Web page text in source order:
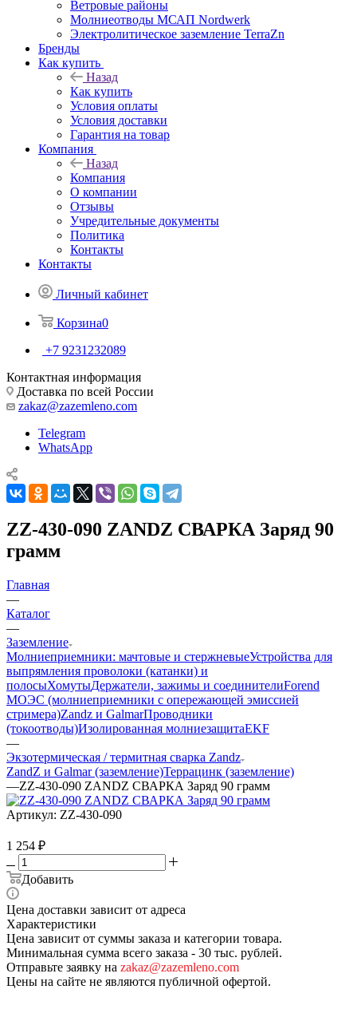
Ветровые районы
Молниеотводы МСАП Nordwerk
Электролитическое заземление TerraZn
Бренды
Как купить
Назад
Как купить
Условия оплаты
Условия доставки
Гарантия на товар
Компания
Назад
Компания
О компании
Отзывы
Учредительные документы
Политика
Контакты
Контакты
Личный кабинет
Корзина0
+7 9231232089
Контактная информация
Доставка по всей России
zakaz@zazemleno.com
Telegram
WhatsApp
ZZ-430-090 ZANDZ СВАРКА Заряд 90
грамм
Главная
—
Каталог
—
Заземление
Молниеприемники: мачтовые и стержневыеУстройства для
выпрямления проволоки (катанки) и
полосыХомутыДержатели, зажимы и соединителиForend
МОЭС (молниеприемники с опережающей эмиссией
стримера)Zandz и GalmarПроводники
(токоотводы)Изолированная молниезащитаEKF
—
Экзотермическая / термитная сварка Zandz
ZandZ и Galmar (заземление)Террацинк (заземление)
—ZZ-430-090 ZANDZ СВАРКА Заряд 90 грамм
Артикул: ZZ-430-090
1 254 ₽
Добавить
Цена доставки зависит от адреса
Характеристики
Цена зависит от суммы заказа и категории товара.
Минимальная сумма всего заказа - 30 тыс. рублей.
Отправьте заявку на zakaz@zazemleno.com
Цены на сайте не являются публичной офертой.